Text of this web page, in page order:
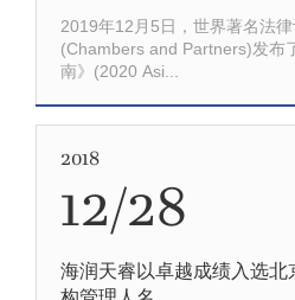
2019年12月5日，世界著名法
(Chambers and Partners)发布
南》(2020 Asi...
2018
12/28
海润天睿以卓越成绩入选北